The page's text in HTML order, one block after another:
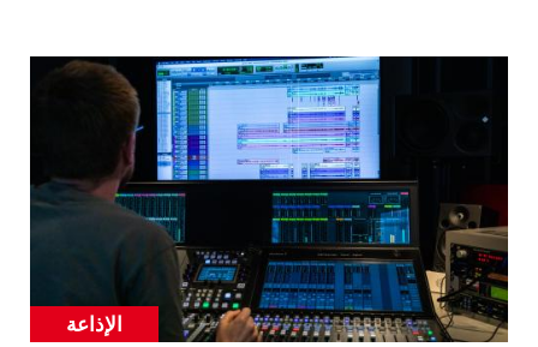
illustration
Catégorie
الإذاعة